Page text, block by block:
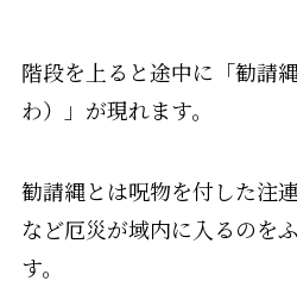
階段を上ると途中に「勧請
わ）」が現れます。
勧請縄とは呪物を付した注
など厄災が域内に入るのを
す。